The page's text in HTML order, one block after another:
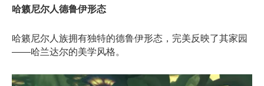
哈籁尼尔人德鲁伊形态
哈籁尼尔人族拥有独特的德鲁伊形态，完美反映了其家园
——哈兰达尔的美学风格。